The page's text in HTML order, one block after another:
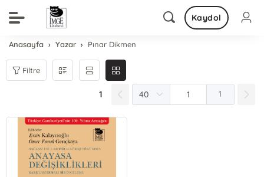
Kaydol
Anasayfa Yazar Pınar Dikmen
Filtre
1 1